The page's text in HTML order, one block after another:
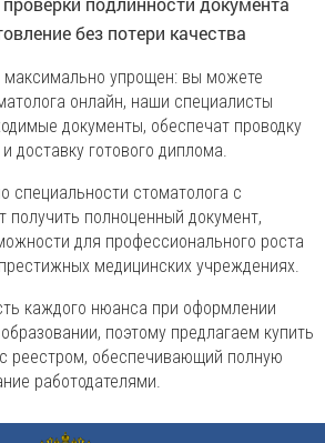
без потери качества
упрощен: вы можете
онлайн, наши специалисты
документы, обеспечат проводку
доставку готового диплома.
специальности стоматолога с
получить полноценный документ,
для профессионального роста
медицинских учреждениях.
каждого нюанса при оформлении
поэтому предлагаем купить
реестром, обеспечивающий полную
работодателями.